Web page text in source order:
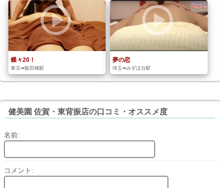
蝶々20！
東京➠飯田橋駅
夢の恋
埼玉➠みずほ台駅
健美園 佐賀・東背振店の口コミ・オススメ度
名前:
コメント: